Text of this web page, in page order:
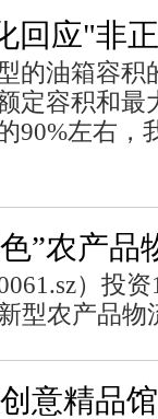
回应"非
的油箱容积
定容积和最
90%左右，
”农产品
）投
型农产品物
意精品